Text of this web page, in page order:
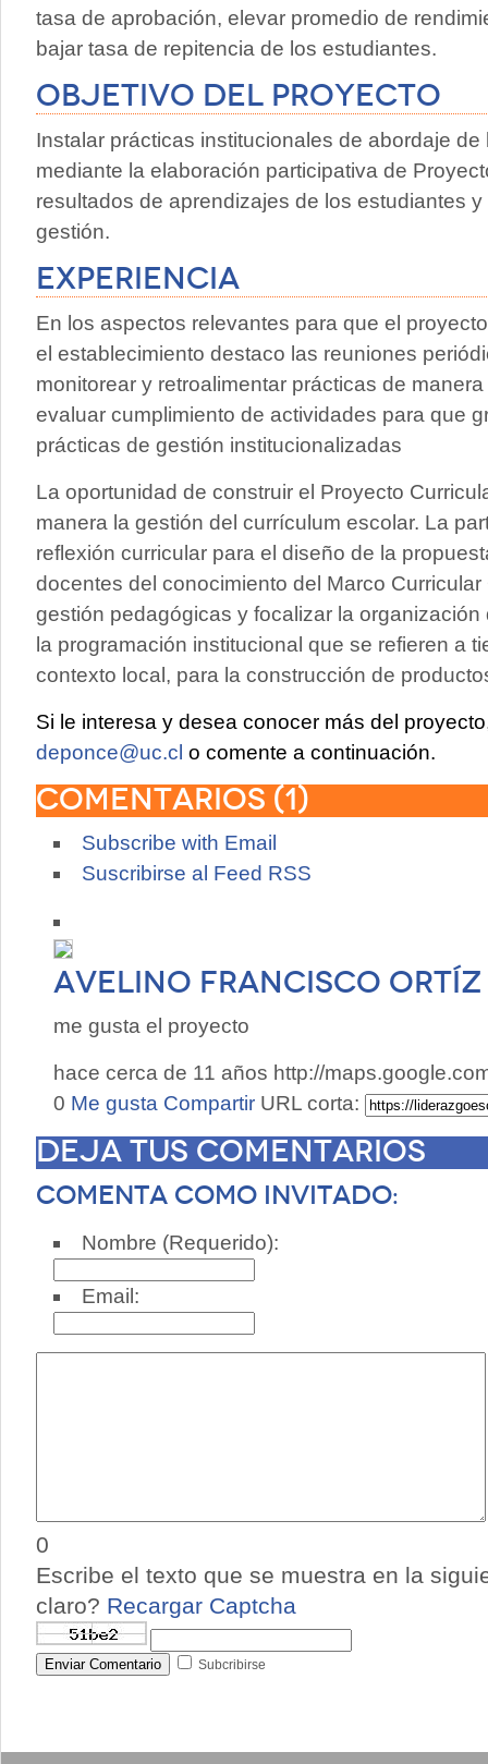
tasa de aprobación, elevar promedio de
bajar tasa de repitencia de los estudiantes.
Objetivo del proyecto
Instalar prácticas institucionales de abordaje
mediante la elaboración participativa de
resultados de aprendizajes de los estudiantes
gestión.
Experiencia
En los aspectos relevantes para que el
el establecimiento destaco las reuniones
monitorear y retroalimentar prácticas de
evaluar cumplimiento de actividades para que
prácticas de gestión institucionalizadas
La oportunidad de construir el Proyecto
manera la gestión del currículum escolar. La
reflexión curricular para el diseño de la
docentes del conocimiento del Marco
gestión pedagógicas y focalizar la
la programación institucional que se refieren a
contexto local, para la construcción de
Si le interesa y desea conocer más del
deponce@uc.cl o comente a continuación.
Comentarios (1)
Subscribe with Email
Suscribirse al Feed RSS
Avelino Francisco
me gusta el proyecto
hace cerca de 11 años http://
0 Me gusta Compartir URL corta:
Deja tus comentarios
Comenta como invitado:
Nombre (Requerido):
Email:
0
Escribe el texto que se muestra en la
claro? Recargar Captcha
Enviar Comentario Subcribirse